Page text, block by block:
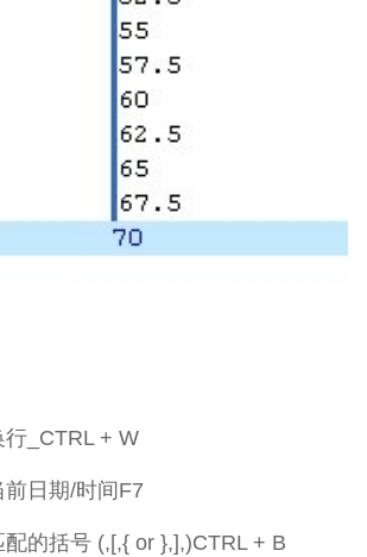
_CTRL + W
日期/时间F7
的括号 (,[,{ or },],)CTRL + B